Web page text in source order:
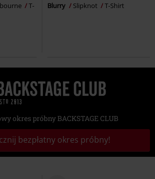
T-
Blurry Slipknot T-Shirt
okres próbny BACKSTAGE CLUB
bezpłatny okres próbny!